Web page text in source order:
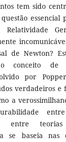
tem sido
essencial
Relatividade
de Newton?
conceito de
por
verdadeiros e
a
entre
se baseia nas